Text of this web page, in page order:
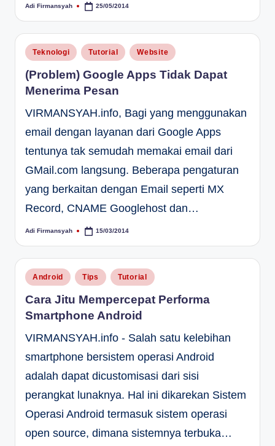
Posted
Adi Firmansyah 25/05/2014
Posted
in
Teknologi Tutorial Website
(Problem) Google Apps Tidak Dapat
Menerima Pesan
VIRMANSYAH.info, Bagi yang menggunakan
email dengan layanan dari Google Apps
tentunya tak semudah memakai email dari
GMail.com langsung. Beberapa pengaturan
yang berkaitan dengan Email seperti MX
Record, CNAME Googlehost dan…
Posted
Adi Firmansyah 15/03/2014
Posted
in
Android Tips Tutorial
Cara Jitu Mempercepat Performa
Smartphone Android
VIRMANSYAH.info - Salah satu kelebihan
smartphone bersistem operasi Android
adalah dapat dicustomisasi dari sisi
perangkat lunaknya. Hal ini dikarekan Sistem
Operasi Android termasuk sistem operasi
open source, dimana sistemnya terbuka…